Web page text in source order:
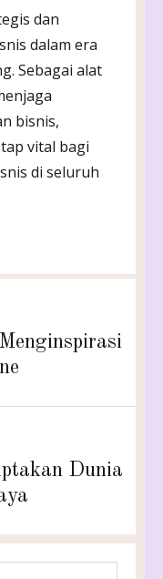
dan
dalam era
Sebagai alat
bisnis,
vital bagi
di seluruh
Dunia